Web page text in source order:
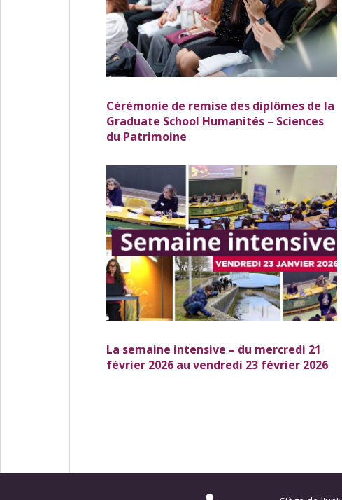
Cérémonie de remise des diplômes de la
Graduate School Humanités – Sciences
du Patrimoine
La semaine intensive – du mercredi 21
février 2026 au vendredi 23 février 2026